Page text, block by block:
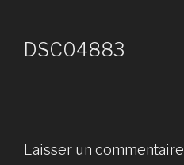
DSC04883
Laisser un commentaire